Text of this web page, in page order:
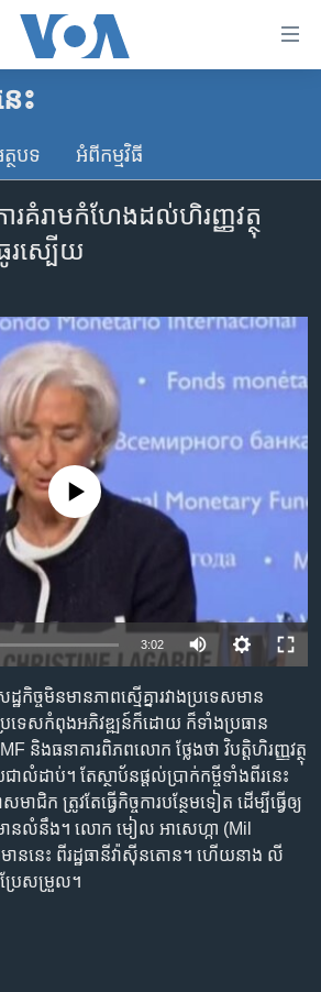
ះ
ថបទ​ អំពី​កម្មវិធី​
រគំរាម​កំហែង​ដល់​ហិរញ្ញវត្ថុ​
រស្បើយ
source currently available
3:02
ឋកិច្ច​មិន​មាន​ភាពស្មើ​គ្នា​រវាង​ប្រទេស​មាន​
ទេស​កំពុង​អភិវឌ្ឍន៍​ក៏ដោយ ក៏ទាំង​ប្រធាន​
និង​ធនាគារ​ពិភពលោក ថ្លែង​ថា វិបត្តិ​ហិរញ្ញវត្ថុ​
លំដាប់។ តែ​ស្ថាប័ន​ផ្តល់​ប្រាក់​កម្ចី​ទាំង​ពីរ​នេះ
ាជិក ត្រូវ​តែ​ធ្វើ​កិច្ចការ​បន្ថែម​ទៀត ដើម្បី​ធ្វើ​ឲ្យ​
ាន​លំនឹង។ លោក មៀល អាសេហ្កា (Mil
ន​នេះ ពី​រដ្ឋធានី​វ៉ាស៊ីនតោន។ ហើយ​នាង លី
ប្រែសម្រួល។